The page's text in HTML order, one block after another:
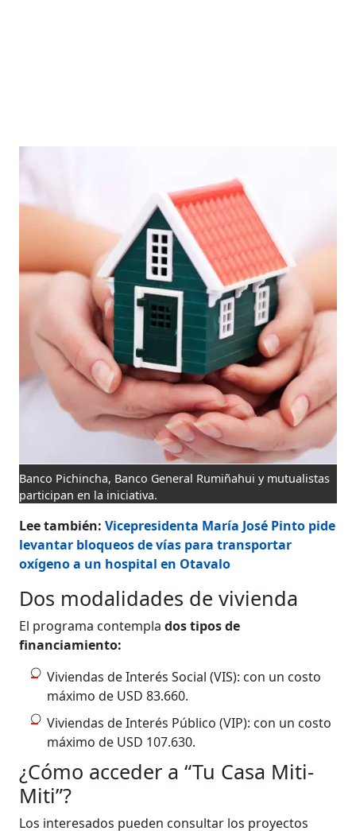
Banco Pichincha, Banco General Rumiñahui y mutualistas
participan en la iniciativa.
Lee también:Vicepresidenta María José Pinto pide
levantar bloqueos de vías para transportar
oxígeno a un hospital en Otavalo
Dos modalidades de vivienda
El programa contemplados tipos de
financiamiento:
Viviendas de Interés Social (VIS): con un costo
máximo de USD 83.660.
Viviendas de Interés Público (VIP): con un costo
máximo de USD 107.630.
¿Cómo acceder a “Tu Casa Miti-
Miti”?
Los interesados pueden consultar los proyectos